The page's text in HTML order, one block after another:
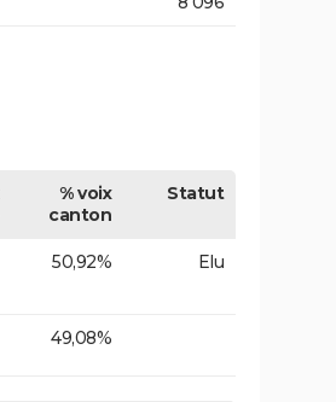
% voix
canton
Statut
50,92% Elu
49,08%